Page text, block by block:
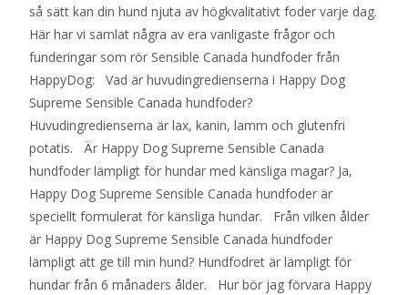
så sätt kan din hund njuta av högkvalitativt foder varje dag.
Här har vi samlat några av era vanligaste frågor och
funderingar som rör Sensible Canada hundfoder från
HappyDog: Vad är huvudingredienserna i Happy Dog
Supreme Sensible Canada hundfoder?
Huvudingredienserna är lax, kanin, lamm och glutenfri
potatis. Är Happy Dog Supreme Sensible Canada
hundfoder lämpligt för hundar med känsliga magar? Ja,
Happy Dog Supreme Sensible Canada hundfoder är
speciellt formulerat för känsliga hundar. Från vilken ålder
är Happy Dog Supreme Sensible Canada hundfoder
lämpligt att ge till min hund? Hundfodret är lämpligt för
hundar från 6 månaders ålder. Hur bör jag förvara Happy